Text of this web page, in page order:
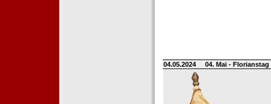
04.05.2024 04. Mai -